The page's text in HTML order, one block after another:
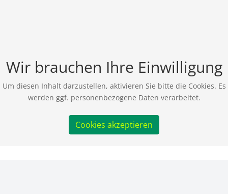
Wir brauchen Ihre Einwilligung
Um diesen Inhalt darzustellen, aktivieren Sie bitte die Cookies. Es
werden ggf. personenbezogene Daten verarbeitet.
Cookies akzeptieren